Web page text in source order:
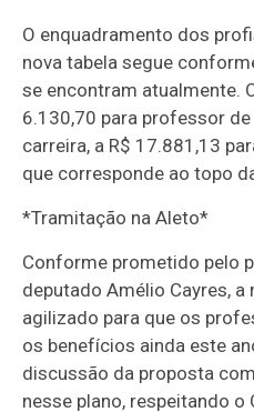
O enquadramento dos
nova tabela segue
se encontram atualmente.
6.130,70 para professor
carreira, a R$ 17.881,13
que corresponde ao topo
*Tramitação na Aleto*
Conforme prometido pelo
deputado Amélio Cayres,
agilizado para que os
os benefícios ainda este
discussão da proposta
nesse plano, respeitando